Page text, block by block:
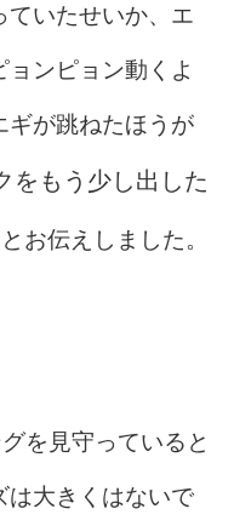
ていたせいか、エ
ンピョン動くよ
ギが跳ねたほうが
をもう少し出した
とお伝えしました。
を見守っていると
は大きくはないで